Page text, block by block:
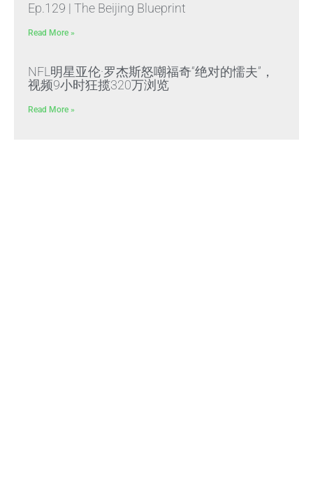
Ep.129 | The Beijing Blueprint
Read More »
NFL明星亚伦·罗杰斯怒嘲福奇“绝对的懦夫”，
视频9小时狂揽320万浏览
Read More »